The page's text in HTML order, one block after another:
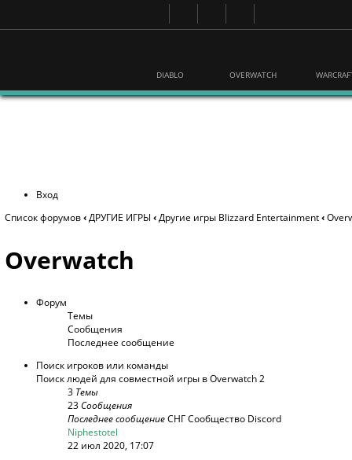
DIABLO OVERWATCH
Вход
Список форумов‹ДРУГИЕ ИГРЫ ‹Другие игры Blizzard Entertainment‹
Overwatch
Форум
Темы
Сообщения
Последнее сообщение
Поиск игроков или команды
Поиск людей для совместной игры в Overwatch 2
3 Темы
23Сообщения
Последнее сообщениеСНГ Сообщество Discord
Niphestotel
22 июл 2020, 17:07